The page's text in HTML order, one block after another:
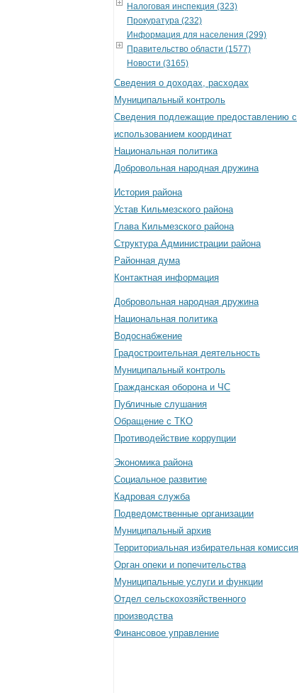
Налоговая инспекция (323)
Прокуратура (232)
Информация для населения (299)
Правительство области (1577)
Новости (3165)
Сведения о доходах, расходах
Муниципальный контроль
Сведения подлежащие предоставлению с
использованием координат
Национальная политика
Добровольная народная дружина
История района
Устав Кильмезского района
Глава Кильмезского района
Структура Администрации района
Районная дума
Контактная информация
Добровольная народная дружина
Национальная политика
Водоснабжение
Градостроительная деятельность
Муниципальный контроль
Гражданская оборона и ЧС
Публичные слушания
Обращение с ТКО
Противодействие коррупции
Экономика района
Социальное развитие
Кадровая служба
Подведомственные организации
Муниципальный архив
Территориальная избирательная комиссия
Орган опеки и попечительства
Муниципальные услуги и функции
Отдел сельскохозяйственного
производства
Финансовое управление